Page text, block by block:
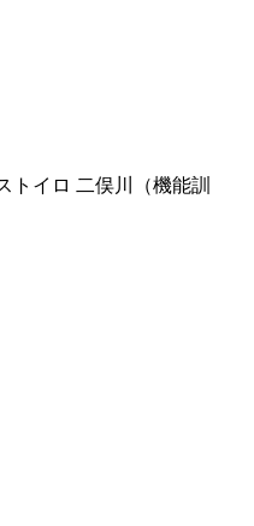
トイロ 二俣川（機能訓